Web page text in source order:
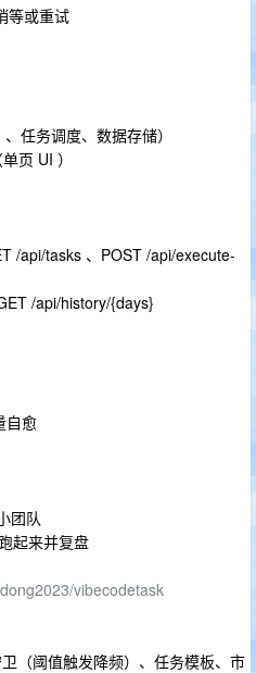
等或重试
、任务调度、数据存储）
页 UI ）
/api/tasks 、POST /api/execute-
/api/history/{days}
自愈
团队
起来并复盘
vibecodetask
（阈值触发降频）、任务模板、市